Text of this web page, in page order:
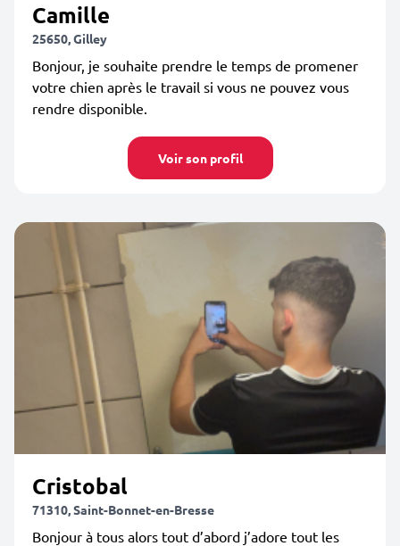
Camille
25650, Gilley
Bonjour, je souhaite prendre le temps de promener
votre chien après le travail si vous ne pouvez vous
rendre disponible.
Voir son profil
Cristobal
71310, Saint-Bonnet-en-Bresse
Bonjour à tous alors tout d’abord j’adore tout les